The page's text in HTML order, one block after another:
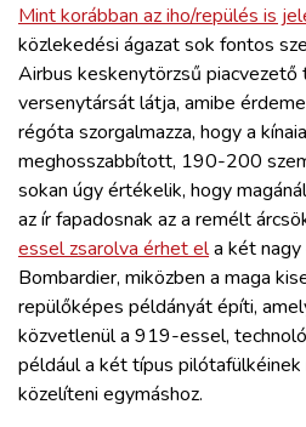
Mint korábban az iho/repülés is
közlekedési ágazat sok fontos
Airbus keskenytörzsű piacvezető
versenytársát látja, amibe
régóta szorgalmazza, hogy a
meghosszabbított, 190-200
sokan úgy értékelik, hogy
az ír fapadosnak az a remélt
essel zsarolva érhet ela két nagy
Bombardier, miközben a maga
repülőképes példányát építi,
közvetlenül a 919-essel,
például a két típus
közelíteni egymáshoz.